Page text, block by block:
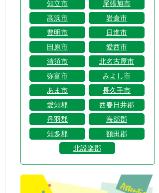
知立市
尾張旭市
高浜市
岩倉市
豊明市
日進市
田原市
愛西市
清須市
北名古屋市
弥富市
みよし市
あま市
長久手市
愛知郡
西春日井郡
丹羽郡
海部郡
知多郡
額田郡
北設楽郡